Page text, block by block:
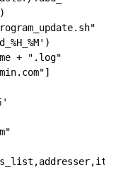
+ ".log"
'